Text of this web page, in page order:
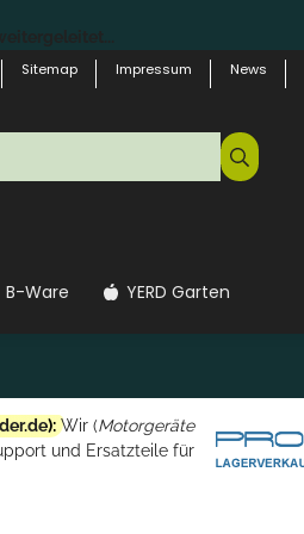
Sitemap Impressum News
B-Ware YERD Garten
): Wir (Motorgeräte
und Ersatzteile für